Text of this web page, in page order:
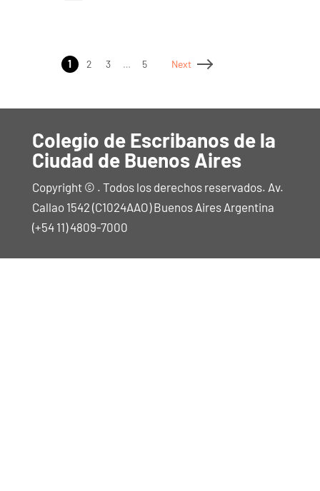
1 2 3 … 5 Next
Colegio de Escribanos de la
Ciudad de Buenos Aires
Copyright © . Todos los derechos reservados. Av.
Callao 1542 (C1024AAO) Buenos Aires Argentina
(+54 11) 4809-7000